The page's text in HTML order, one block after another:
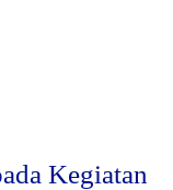
Kegiatan